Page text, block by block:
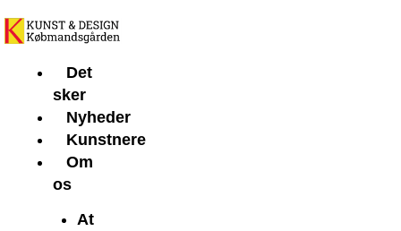
til
Det
sker
Nyheder
Kunstnere
Om
os
At